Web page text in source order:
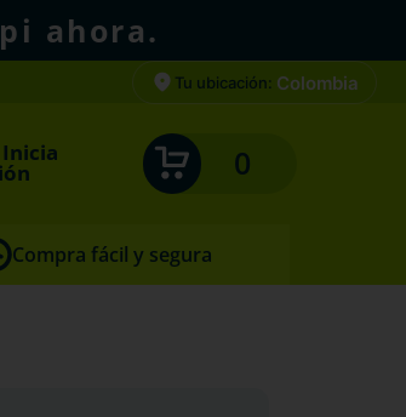
ahora.
Tu ubicación: Colombia
Inicia 0
Compra fácil y segura